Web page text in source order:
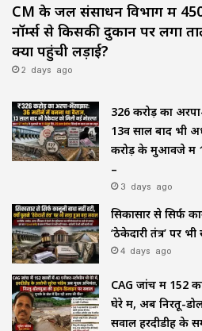
CM के जल संसाधन विभाग में
नॉर्म्स से किसकी दुकान पर लगा
क्यों पहुंची लड़ाई?
2 days ago
₹326 करोड़ का
13वें साल बाद भी
करोड़ के मुआवजे में
–
3 days ago
सिकासार से सिर्फ
‘ठेकेदारी तंत्र’ पर
4 days ago
CAG जांच में 152
घेरे में, अब निरतू-
सवाल हरदीडीह के